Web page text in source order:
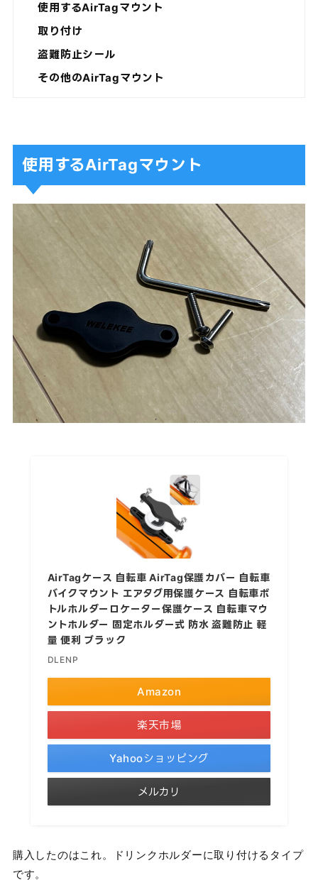
使用するAirTagマウント
取り付け
盗難防止シール
その他のAirTagマウント
使用するAirTagマウント
AirTagケース 自転車 AirTag保護カバー 自転車
バイクマウント エアタグ用保護ケース 自転車ボ
トルホルダーロケーター保護ケース 自転車マウ
ントホルダー 固定ホルダー式 防水 盗難防止 軽
量 便利 ブラック
DLENP
Amazon
楽天市場
Yahooショッピング
メルカリ
購入したのはこれ。ドリンクホルダーに取り付けるタイプ
です。